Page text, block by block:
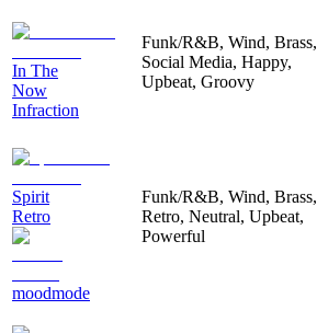
In The
Now
Infraction
Funk/R&B, Wind, Brass,
Social Media, Happy,
Upbeat, Groovy
Spirit
Retro
moodmode
Funk/R&B, Wind, Brass,
Retro, Neutral, Upbeat,
Powerful